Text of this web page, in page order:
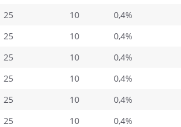
25 10
0,4%
25 10
0,4%
25 10
0,4%
25 10
0,4%
25 10
0,4%
25 10
0,4%